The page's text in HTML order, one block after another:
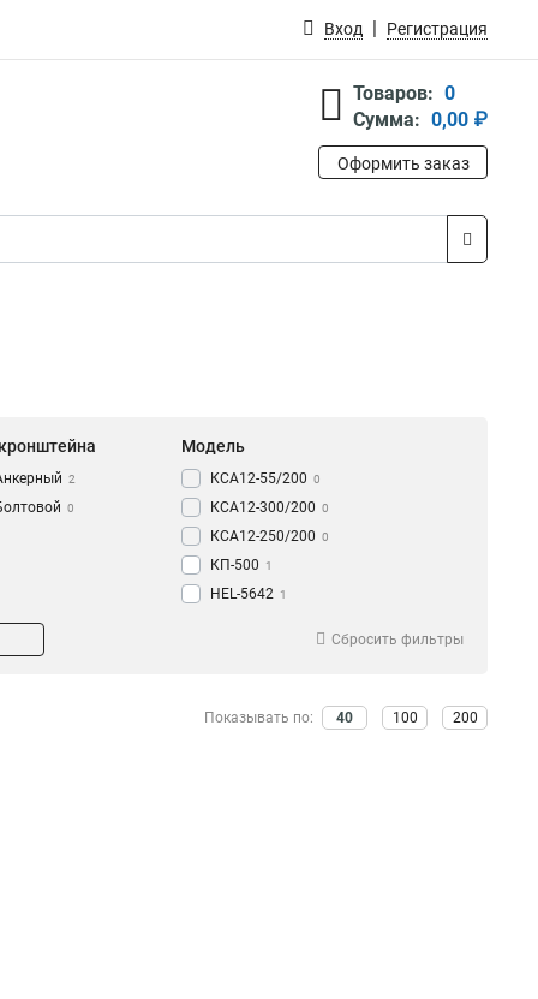
Вход Регистрация
Товаров: 0
Сумма: 0,00 ₽
Оформить заказ
2
0
Модель
КСА12-55/200 0
КСА12-300/200 0
КСА12-250/200 0
КП-500 1
HEL-5642 1
КМ-2800
Сбросить фильтры
Показывать по: 40 100 200